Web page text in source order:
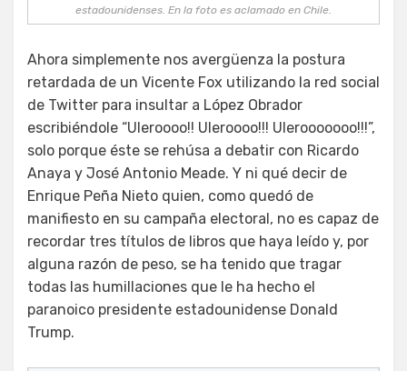
estadounidenses. En la foto es aclamado en Chile.
Ahora simplemente nos avergüenza la postura
retardada de un Vicente Fox utilizando la red social
de Twitter para insultar a López Obrador
escribiéndole “Uleroooo!! Uleroooo!!! Ulerooooooo!!!”,
solo porque éste se rehúsa a debatir con Ricardo
Anaya y José Antonio Meade. Y ni qué decir de
Enrique Peña Nieto quien, como quedó de
manifiesto en su campaña electoral, no es capaz de
recordar tres títulos de libros que haya leído y, por
alguna razón de peso, se ha tenido que tragar
todas las humillaciones que le ha hecho el
paranoico presidente estadounidense Donald
Trump.